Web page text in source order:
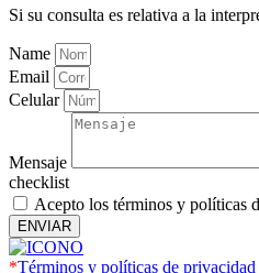
Si su consulta es relativa a la
Name
Email
Celular
Mensaje
checklist
Acepto los términos y políticas
ENVIAR
*Términos y políticas de privacidad